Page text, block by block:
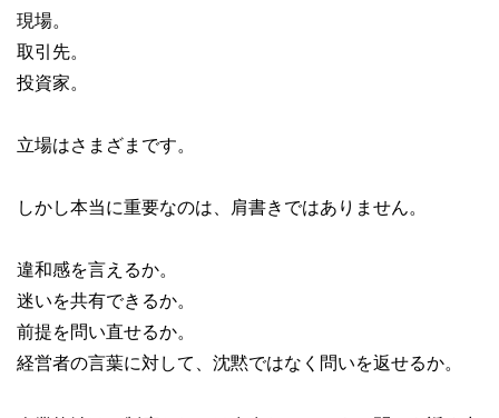
現場。
取引先。
投資家。
立場はさまざまです。
しかし本当に重要なのは、肩書きではありません。
違和感を言えるか。
迷いを共有できるか。
前提を問い直せるか。
経営者の言葉に対して、沈黙ではなく問いを返せるか。